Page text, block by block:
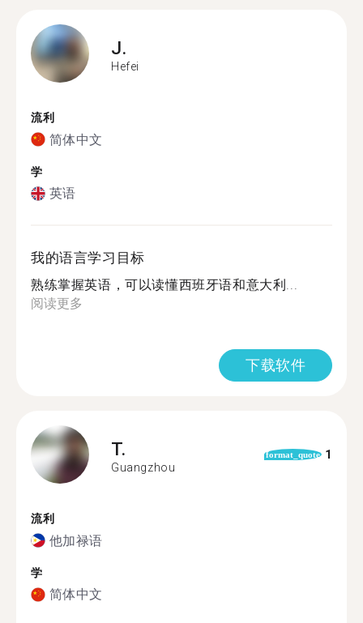
J.
Hefei
流利
简体中文
学
英语
我的语言学习目标
熟练掌握英语，可以读懂西班牙语和意大利...
阅读更多
下载软件
T.
Guangzhou
format_quote 1
流利
他加禄语
学
简体中文